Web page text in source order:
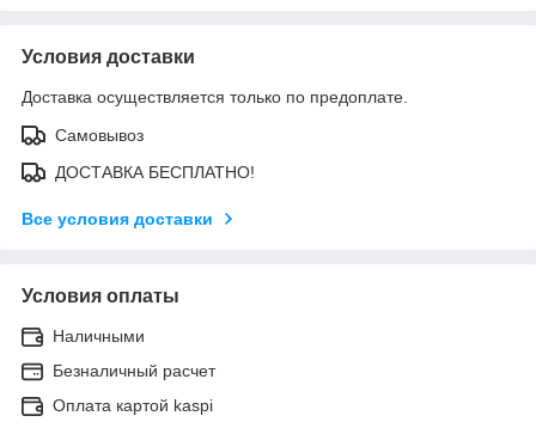
Условия доставки
Доставка осуществляется только по предоплате.
Самовывоз
ДОСТАВКА БЕСПЛАТНО!
Все условия доставки
Условия оплаты
Наличными
Безналичный расчет
Оплата картой kaspi